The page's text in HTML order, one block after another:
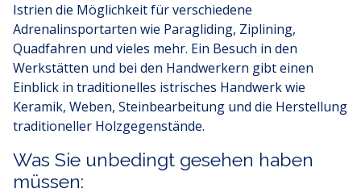
Istrien die Möglichkeit für verschiedene
Adrenalinsportarten wie Paragliding, Ziplining,
Quadfahren und vieles mehr. Ein Besuch in den
Werkstätten und bei den Handwerkern gibt einen
Einblick in traditionelles istrisches Handwerk wie
Keramik, Weben, Steinbearbeitung und die Herstellung
traditioneller Holzgegenstände.
Was Sie unbedingt gesehen haben
müssen: